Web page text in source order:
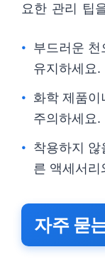
요한 관리 팁
부드러운
유지하세요.
화학 제품
주의하세요.
착용하지
른 액세서
자주 묻